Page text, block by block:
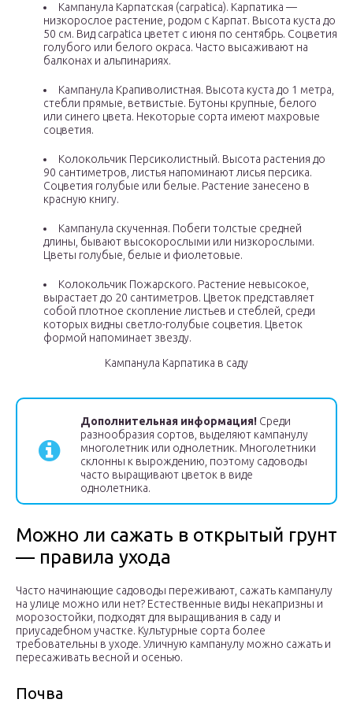
Кампанула Карпатская (carpatica). Карпатика —
низкорослое растение, родом с Карпат. Высота куста до
50 см. Вид carpatica цветет с июня по сентябрь. Соцветия
голубого или белого окраса. Часто высаживают на
балконах и альпинариях.
Кампанула Крапиволистная. Высота куста до 1 метра,
стебли прямые, ветвистые. Бутоны крупные, белого
или синего цвета. Некоторые сорта имеют махровые
соцветия.
Колокольчик Персиколистный. Высота растения до
90 сантиметров, листья напоминают лисья персика.
Соцветия голубые или белые. Растение занесено в
красную книгу.
Кампанула скученная. Побеги толстые средней
длины, бывают высокорослыми или низкорослыми.
Цветы голубые, белые и фиолетовые.
Колокольчик Пожарского. Растение невысокое,
вырастает до 20 сантиметров. Цветок представляет
собой плотное скопление листьев и стеблей, среди
которых видны светло-голубые соцветия. Цветок
формой напоминает звезду.
Кампанула Карпатика в саду
Дополнительная информация! Среди
разнообразия сортов, выделяют кампанулу
многолетник или однолетник. Многолетники
склонны к вырождению, поэтому садоводы
часто выращивают цветок в виде
однолетника.
Можно ли сажать в открытый грунт
— правила ухода
Часто начинающие садоводы переживают, сажать кампанулу
на улице можно или нет? Естественные виды некапризны и
морозостойки, подходят для выращивания в саду и
приусадебном участке. Культурные сорта более
требовательны в уходе. Уличную кампанулу можно сажать и
пересаживать весной и осенью.
Почва